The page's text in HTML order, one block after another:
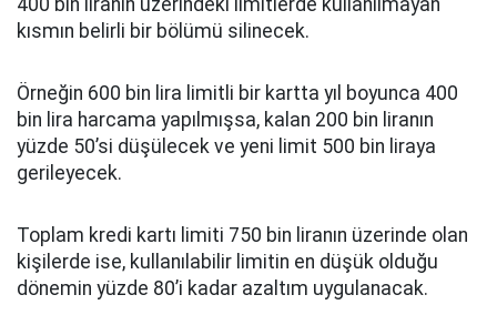
400 bin liranın üzerindeki limitlerde kullanılmayan
kısmın belirli bir bölümü silinecek.
Örneğin 600 bin lira limitli bir kartta yıl boyunca 400
bin lira harcama yapılmışsa, kalan 200 bin liranın
yüzde 50’si düşülecek ve yeni limit 500 bin liraya
gerileyecek.
Toplam kredi kartı limiti 750 bin liranın üzerinde olan
kişilerde ise, kullanılabilir limitin en düşük olduğu
dönemin yüzde 80’i kadar azaltım uygulanacak.